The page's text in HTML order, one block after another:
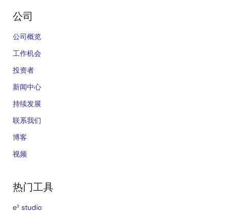
公司
公司概览
工作机会
投资者
新闻中心
持续发展
联系我们
博客
视频
热门工具
e² studio